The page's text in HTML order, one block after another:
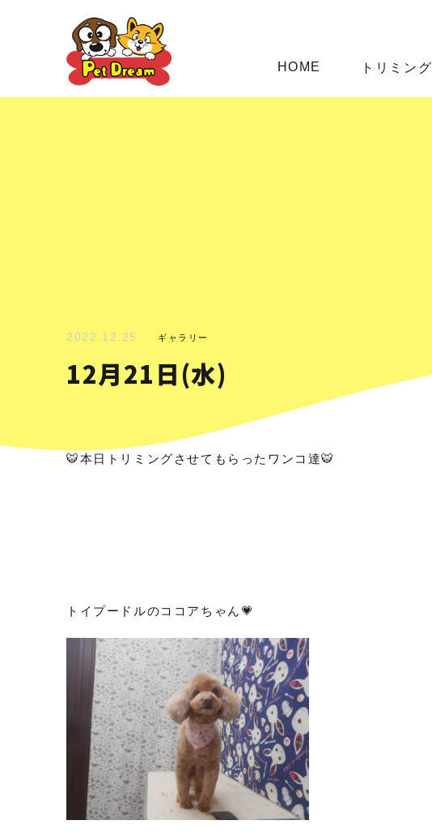
HOME トリミング
2022.12.25 ギャラリー
12月21日(水)
🐯本日トリミングさせてもらったワンコ達🐯
トイプードルのココアちゃん💗